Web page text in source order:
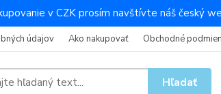
v CZK prosím navštívte náš český
údajov Ako nakupovať Obchodné
Hľadať